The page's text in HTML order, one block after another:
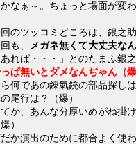
なぁ～。ちょっと場面が変
のツッコミどころは、銀之
も、
メガネ無くて大丈夫な
あれば・・・」とのたまふ銀
ぱ無いとダメなんぢゃん（
何であの錬氣銃の部品探し
尾行は？（爆）
てか、あんな分厚いめがね掛
爆）
か演出のために都合よく使